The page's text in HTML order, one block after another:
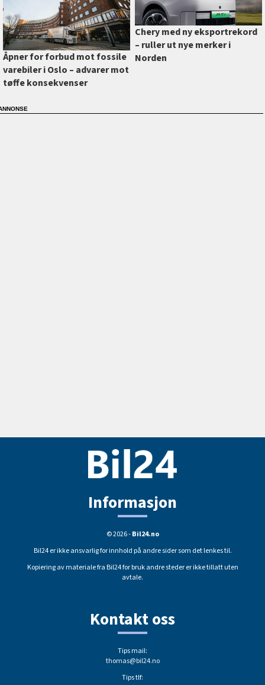
Åpner for forbud mot fossile
varebiler i Oslo –⁠ advarer mot
tøffe konsekvenser
Chery med ny eksportrekord
–⁠ ruller ut nye merker i
Norden
Informasjon
© 2026 -Bil24.no
Bil24 er ikke ansvarlig for innhold på andre sider som det lenkes til.
Kopiering av materiale fra Bil24 for bruk andre steder er ikke tillatt uten
avtale.
Kontakt oss
Tips mail:
thomas@bil24.no
Tips tlf: